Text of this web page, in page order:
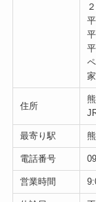
住所
最寄り駅
電話番号
営業時間